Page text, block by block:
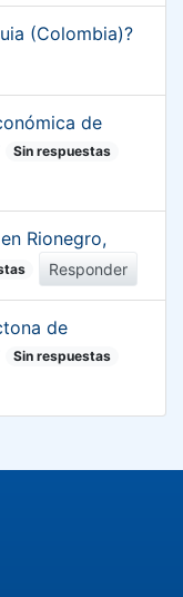
(Colombia)?
de
Sin respuestas
Rionegro,
Responder
de
Sin respuestas